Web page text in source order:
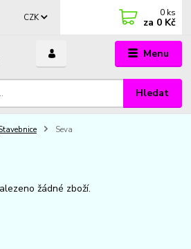
Menu
CZK
Hledat
0 ks
za 0 Kč
Seva
žádné zboží.